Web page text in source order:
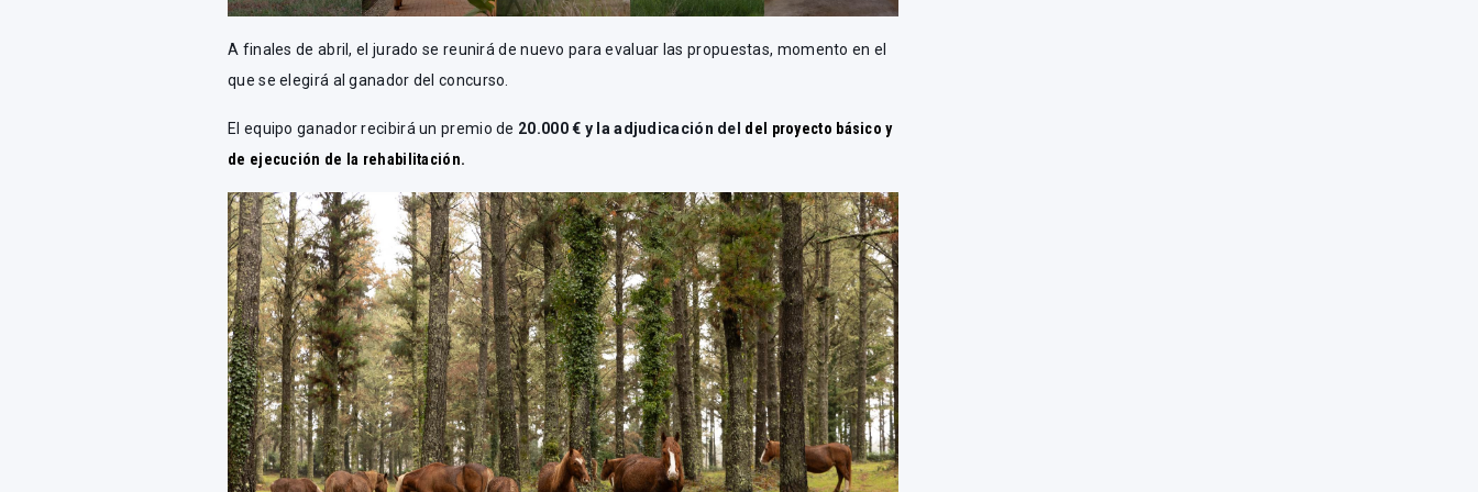
A finales de abril, el jurado se reunirá de nuevo para evaluar las propuestas, momento en el
que se elegirá al ganador del concurso.
El equipo ganador recibirá un premio de 20.000 € y la adjudicación del del proyecto básico y
de ejecución de la rehabilitación.